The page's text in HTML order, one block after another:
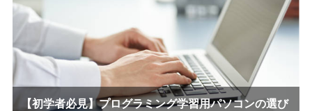
【初学者必見】プログラミング学習用パソコンの選び